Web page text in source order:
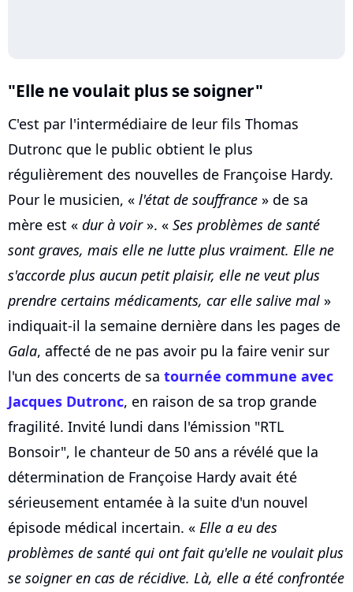
"Elle ne voulait plus se soigner"
C'est par l'intermédiaire de leur fils Thomas
Dutronc que le public obtient le plus
régulièrement des nouvelles de Françoise Hardy.
Pour le musicien, « l'état de souffrance » de sa
mère est « dur à voir». « Ses problèmes de santé
sont graves, mais elle ne lutte plus vraiment. Elle ne
s'accorde plus aucun petit plaisir, elle ne veut plus
prendre certains médicaments, car elle salive mal »
indiquait-il la semaine dernière dans les pages de
Gala, affecté de ne pas avoir pu la faire venir sur
l'un des concerts de sa tournée commune avec
Jacques Dutronc, en raison de sa trop grande
fragilité. Invité lundi dans l'émission "RTL
Bonsoir", le chanteur de 50 ans a révélé que la
détermination de Françoise Hardy avait été
sérieusement entamée à la suite d'un nouvel
épisode médical incertain. « Elle a eu des
problèmes de santé qui ont fait qu'elle ne voulait plus
se soigner en cas de récidive. Là, elle a été confrontée